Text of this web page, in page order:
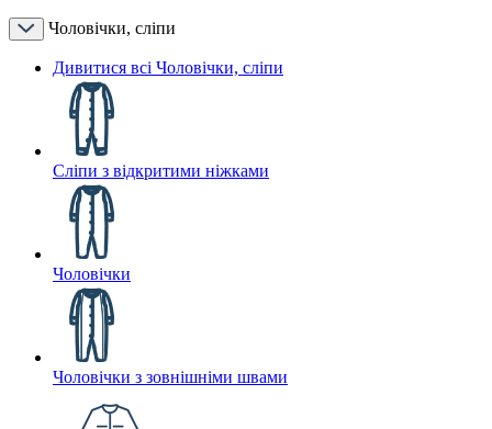
Чоловічки, сліпи
Дивитися всі Чоловічки, сліпи
Сліпи з відкритими ніжками
Чоловічки
Чоловічки з зовнішніми швами